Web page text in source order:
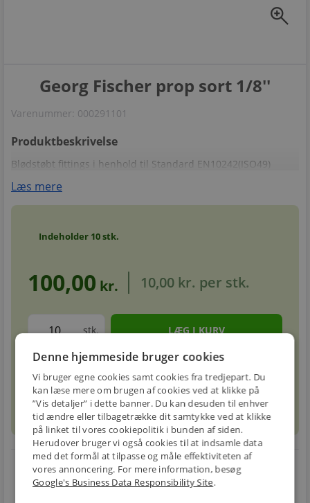
zoom_in
Georg Fischer prop sort 1/8''
Varenummer: 000291101
Produktbeskrivelse
Blødstøbt fittings i henhold til Standard EN10242(ISO49)
Læs mere
Indeholder 10stk.
100,00 kr. 10,00 kr. per stk.
stk.
circle Forventet leveringstid: 5-8 hverdage info
sellPrismatchinfo
E-MÆRKET
local_shipping restart_alt
Denne hjemmeside bruger cookies
Vi bruger egne cookies samt cookies fra tredjepart. Du
kan læse mere om brugen af cookies ved at klikke på
”Vis detaljer” i dette banner. Du kan desuden til enhver
tid ændre eller tilbagetrække dit samtykke ved at klikke
på linket til vores cookiepolitik i bunden af siden.
Herudover bruger vi også cookies til at indsamle data
med det formål at tilpasse og måle effektiviteten af
vores annoncering. For mere information, besøg
Google's Business Data Responsibility Site.